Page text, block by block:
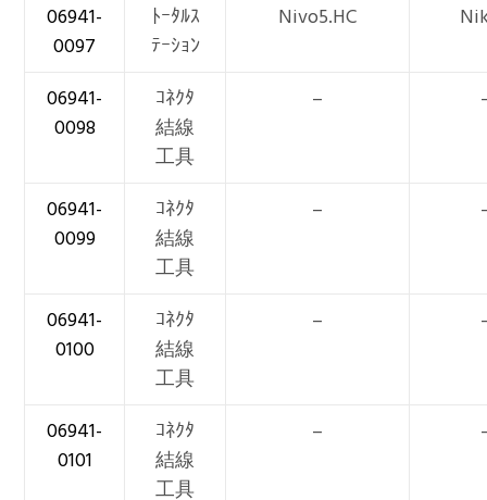
06941-
0097
ﾄｰﾀﾙｽ
ﾃｰｼｮﾝ
Nivo5.HC
06941-
0098
ｺﾈｸﾀ
結線
工具
–
06941-
0099
ｺﾈｸﾀ
結線
工具
–
06941-
0100
ｺﾈｸﾀ
結線
工具
–
06941-
0101
ｺﾈｸﾀ
結線
工具
–